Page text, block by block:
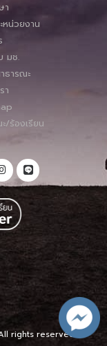
า
หน่วยงาน
มช.
ธารณะ
า
/ร้องเรียน
rights reserved.